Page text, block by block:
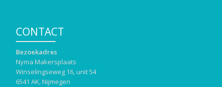
CONTACT
Bezoekadres
Nyma Makersplaats
Winselingseweg 16, unit 54
6541 AK, Nijmegen